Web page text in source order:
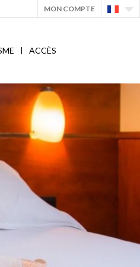
MON COMPTE
ACCÈS